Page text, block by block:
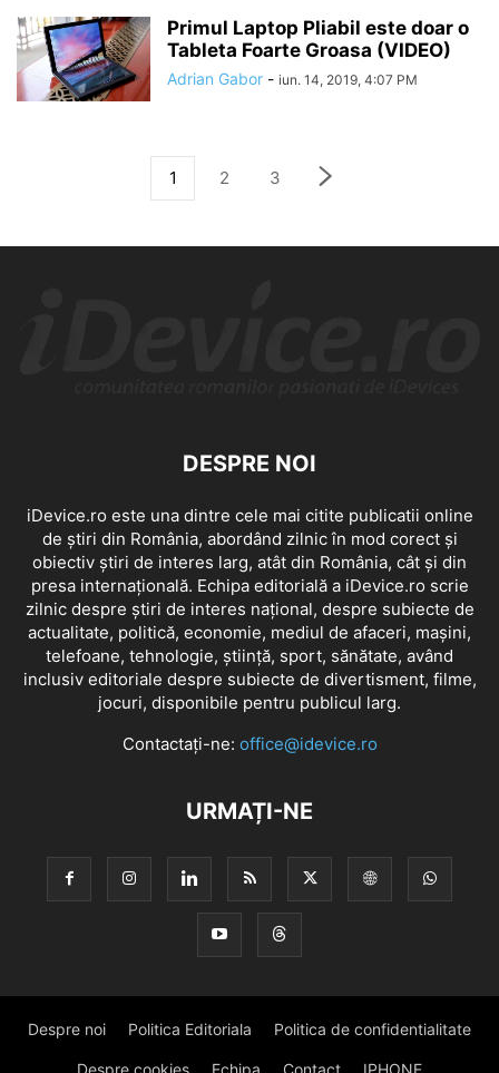
Primul Laptop Pliabil este doar o
Tableta Foarte Groasa (VIDEO)
Adrian Gabor - iun. 14, 2019, 4:07 PM
1 2 3
DESPRE NOI
iDevice.ro este una dintre cele mai citite publicatii online
de știri din România, abordând zilnic în mod corect și
obiectiv știri de interes larg, atât din România, cât și din
presa internațională. Echipa editorială a iDevice.ro scrie
zilnic despre știri de interes național, despre subiecte de
actualitate, politică, economie, mediul de afaceri, mașini,
telefoane, tehnologie, știință, sport, sănătate, având
inclusiv editoriale despre subiecte de divertisment, filme,
jocuri, disponibile pentru publicul larg.
Contactați-ne: office@idevice.ro
URMAȚI-NE
Despre noi Politica Editoriala Politica de confidentialitate